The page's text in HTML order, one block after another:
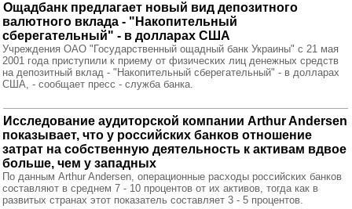
Ощадбанк предлагает новый вид депозитного
валютного вклада - "Накопительный
сберегательный" - в долларах США
Учреждения ОАО "Государственный ощадный банк Украины" с 21 мая
2001 года приступили к приему от физических лиц денежных средств
на депозитный вклад - "Накопительный сберегательный" - в долларах
США, - сообщает пресс - служба банка.
Исследование аудиторской компании Arthur Andersen
показывает, что у российских банков отношение
затрат на собственную деятельность к активам вдвое
больше, чем у западных
По данным Arthur Andersen, операционные расходы российских банков
составляют в среднем 7 - 10 процентов от их активов, тогда как в
развитых странах этот показатель составляет 3 - 5 процентов.